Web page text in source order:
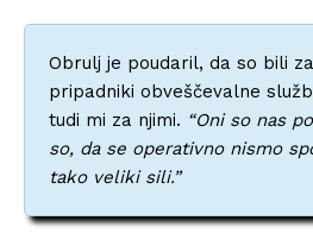
Obrulj je poudaril, da so bili
pripadniki obveščevalne
tudi mi za njimi. “Oni so nas
so, da se operativno nismo
tako veliki sili.”